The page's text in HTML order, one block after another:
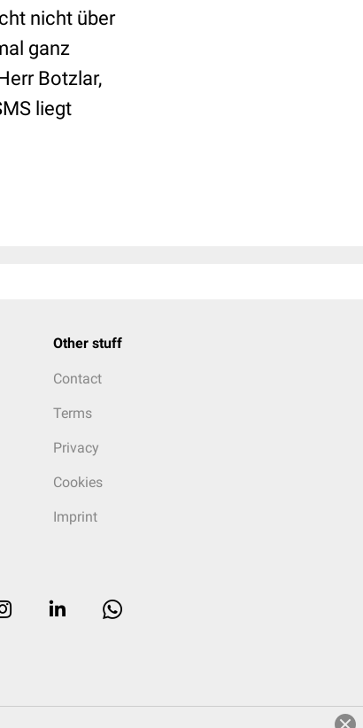
nicht über
ganz
Botzlar,
liegt
Other stuff
Contact
Terms
Privacy
Cookies
Imprint